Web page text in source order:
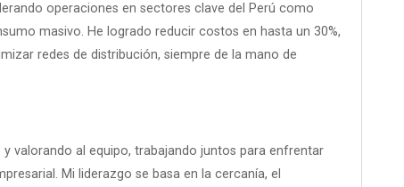
operaciones en sectores clave del Perú como
masivo. He logrado reducir costos en hasta un 30%,
redes de distribución, siempre de la mano de
valorando al equipo, trabajando juntos para enfrentar
Mi liderazgo se basa en la cercanía, el